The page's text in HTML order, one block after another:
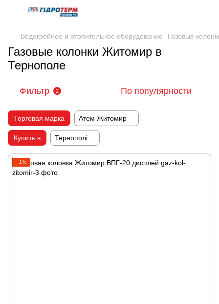
Водогрейное и отопительное оборудование Газовые
Газовые колонки Житомир в
Тернополе
Фильтр 2 По популярности
Торговая марка Атем Житомир
Купить в Тернополі
−1%